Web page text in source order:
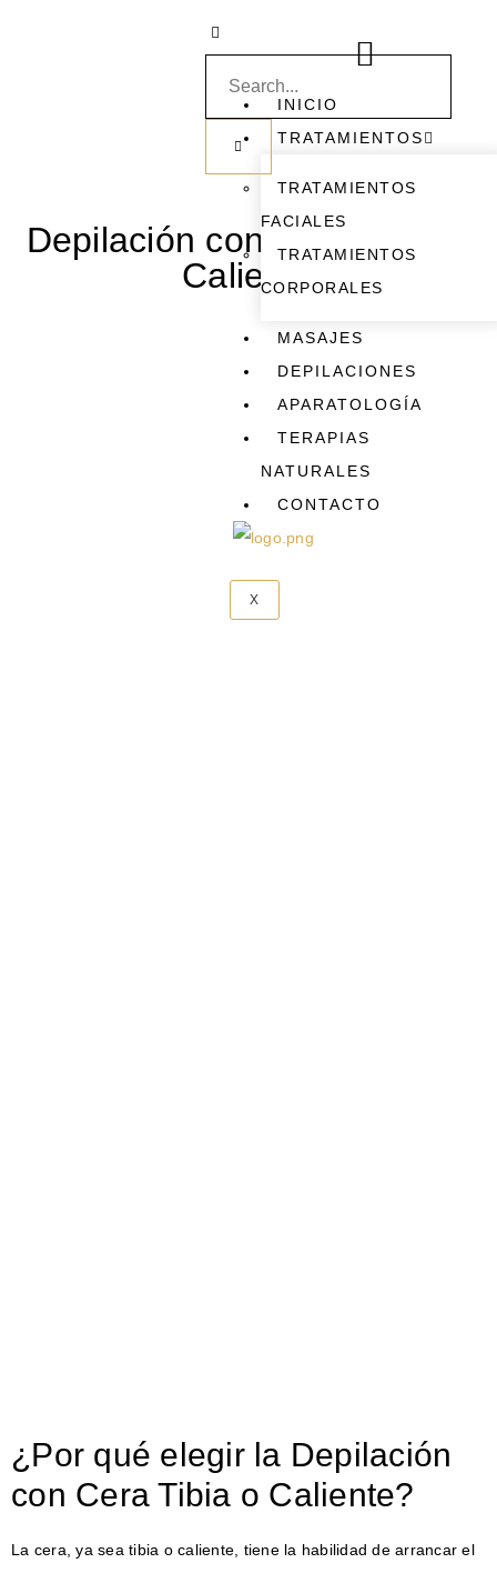
INICIO
TRATAMIENTOS
TRATAMIENTOS
FACIALES
TRATAMIENTOS
CORPORALES
MASAJES
DEPILACIONES
APARATOLOGÍA
TERAPIAS
NATURALES
CONTACTO
X
Depilación con Cera Tibia o
Caliente
¿Por qué elegir la Depilación
con Cera Tibia o Caliente?
La cera, ya sea tibia o caliente, tiene la habilidad de arrancar el